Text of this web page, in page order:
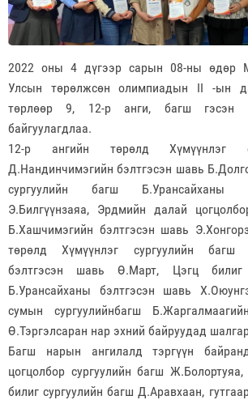
2022 оны 4 дүгээр сарын 08-ны өдөр
Улсын төрөлжсөн олимпиадын II -ын
төрлөөр 9, 12-р анги, багш гэсэн
байгуулагдлаа.
12-р ангийн төрөлд Хүмүүнлэг
Д.Нандинчимэгийн бэлтгэсэн шавь
сургуулийн багш Б.Урансайханы
Э.Билгүүнзаяа, Эрдмийн далай
Б.Хашчимэгийн бэлтгэсэн шавь
төрөлд Хүмүүнлэг сургуулийн багш
бэлтгэсэн шавь Ө.Март, Цэгц билиг
Б.Урансайханы бэлтгэсэн шавь
сумын сургуулийнбагш
Ө.Тэргэлсаран нар эхний байруудад
Багш нарын ангилалд тэргүүн
цогцолбор сургуулийн багш
билиг сургуулийн багш Д.Аравхаан,